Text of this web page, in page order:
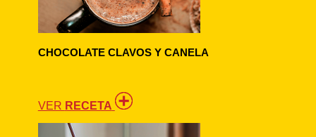
CHOCOLATE CLAVOS Y CANELA
VER RECETA